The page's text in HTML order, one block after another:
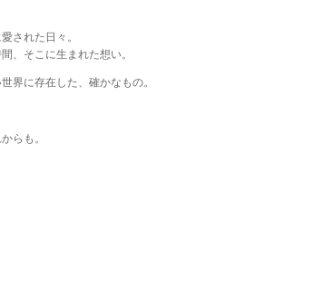
された日々。
、そこに生まれた想い。
界に存在した、確かなもの。
らも。